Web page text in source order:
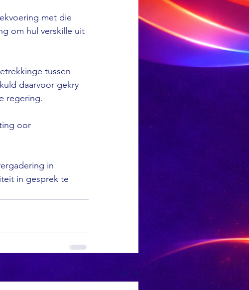
met die
om hul verskille uit
tussen
daarvoor gekry
regering.
oor
in
in gesprek te
See All